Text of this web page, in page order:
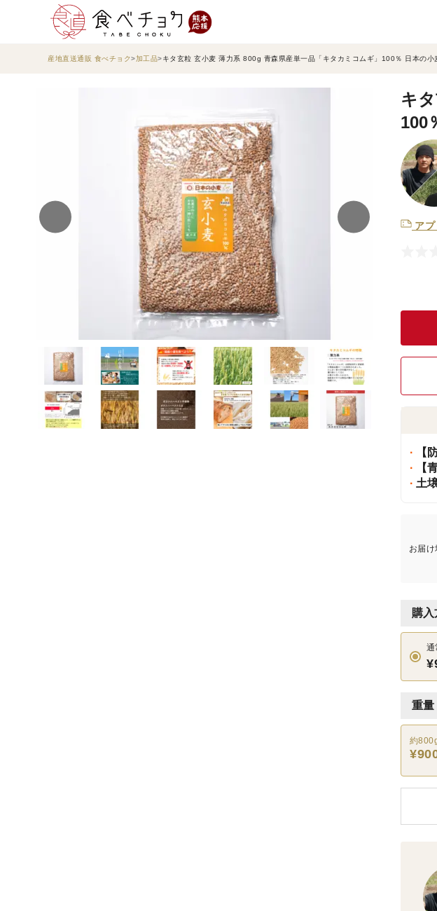
産地直送通販 食べチョク 加工品 キタ玄粒 玄小麦 薄力系 800g 青森県産単一品「キタカミコムギ」100％ 日本の小
キ
100
アプ
【
【
土
お届
購入
通
重量
約